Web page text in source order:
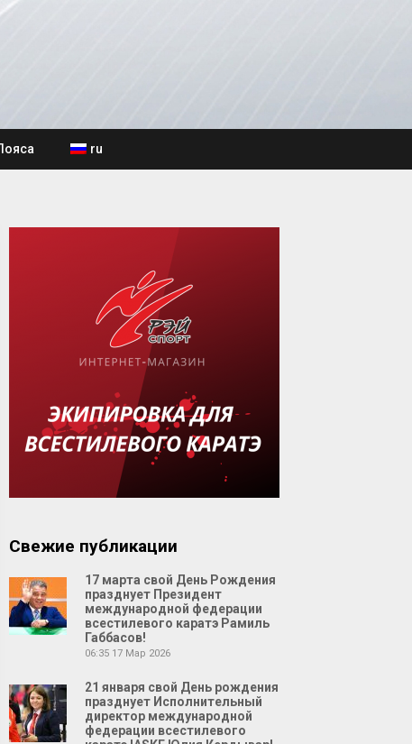
ru
Свежие публикации
17 марта свой День Рождения
празднует Президент
международной федерации
всестилевого каратэ Рамиль
Габбасов!
06:35 17 Мар 2026
21 января свой День рождения
празднует Исполнительный
директор международной
федерации всестилевого